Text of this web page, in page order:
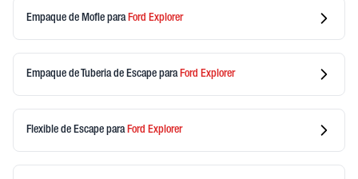
Empaque de Mofle para Ford Explorer
Empaque de Tuberia de Escape para Ford Explorer
Flexible de Escape para Ford Explorer